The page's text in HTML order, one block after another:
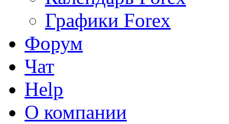
Графики Forex
Форум
Чат
Help
О компании